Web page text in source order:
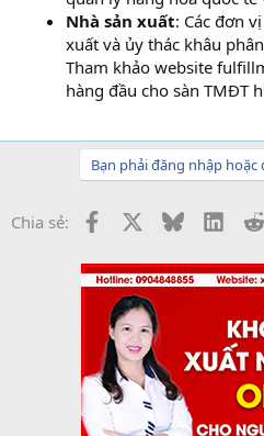
Nhà sản xuất: Các đơn
xuất và ủy thác khâu
Tham khảo website
hàng đầu cho sàn TMĐT
Bạn phải đăng nhập
Chia sẻ: Facebook Bluesky